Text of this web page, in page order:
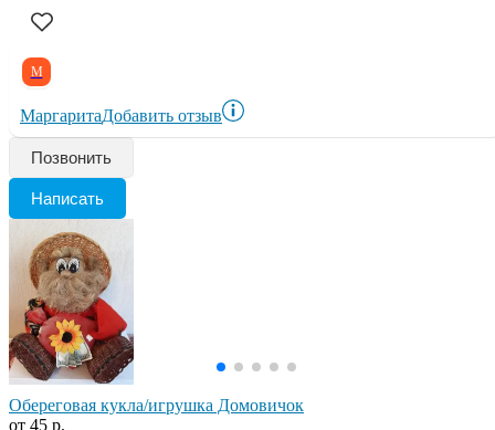
М
МаргаритаДобавить отзыв
Позвонить
Написать
Обереговая кукла/игрушка Домовичок
от 45 р.